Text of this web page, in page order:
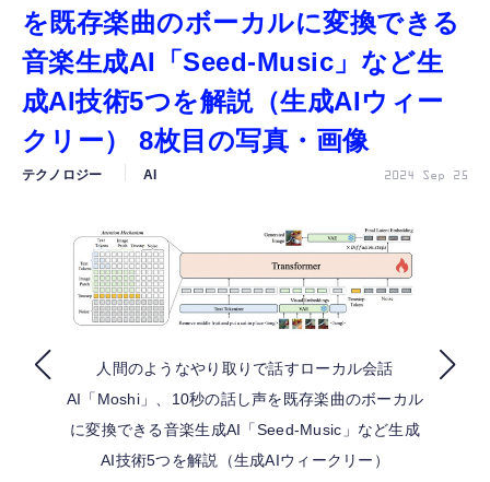
ガジェット
ゲーム
公式ストア
FOLLOW US
を既存楽曲のボーカルに変換できる
音楽生成AI「Seed-Music」など生
成AI技術5つを解説（生成AIウィー
クリー） 8枚目の写真・画像
テクノロジー AI 2024 Sep 25
人間のようなやり取りで話すローカル会話
AI「Moshi」、10秒の話し声を既存楽曲のボーカル
に変換できる音楽生成AI「Seed-Music」など生成
AI技術5つを解説（生成AIウィークリー）